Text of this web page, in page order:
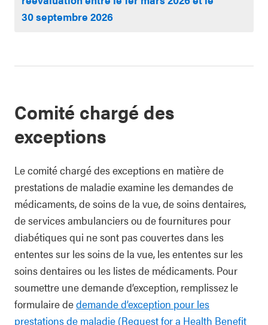
30 septembre 2026
Comité chargé des
exceptions
Le comité chargé des exceptions en matière de
prestations de maladie examine les demandes de
médicaments, de soins de la vue, de soins dentaires,
de services ambulanciers ou de fournitures pour
diabétiques qui ne sont pas couvertes dans les
ententes sur les soins de la vue, les ententes sur les
soins dentaires ou les listes de médicaments. Pour
soumettre une demande d’exception, remplissez le
formulaire dedemande d’exception pour les
prestations de maladie (Request for a Health Benefit